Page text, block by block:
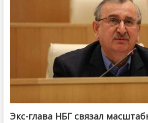
Экс-глава НБГ связал